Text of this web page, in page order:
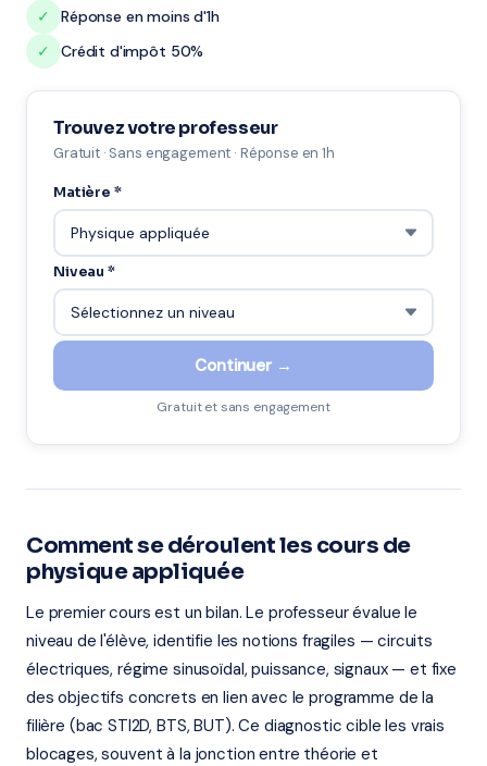
✓
Réponse en moins d'1h
✓
Crédit d'impôt 50%
Trouvez votre professeur
Gratuit · Sans engagement · Réponse en 1h
Matière *
Niveau *
Continuer →
Gratuit et sans engagement
Comment se déroulent les cours de
physique appliquée
Le premier cours est un bilan. Le professeur évalue le
niveau de l'élève, identifie les notions fragiles — circuits
électriques, régime sinusoïdal, puissance, signaux — et fixe
des objectifs concrets en lien avec le programme de la
filière (bac STI2D, BTS, BUT). Ce diagnostic cible les vrais
blocages, souvent à la jonction entre théorie et